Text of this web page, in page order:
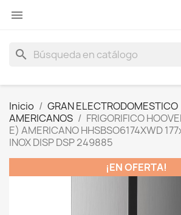

search
Inicio GRAN ELECTRODOMESTICO
AMERICANOS
FRIGORIFICO
E) AMERICANO HHSBSO6174XWD
INOX DISP DSP 249885
¡EN OFERTA!